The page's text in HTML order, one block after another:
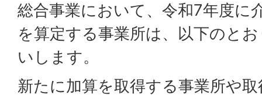
総合事業において、令和7年度に
を算定する事業所は、以下のと
いします。
新たに加算を取得する事業所や